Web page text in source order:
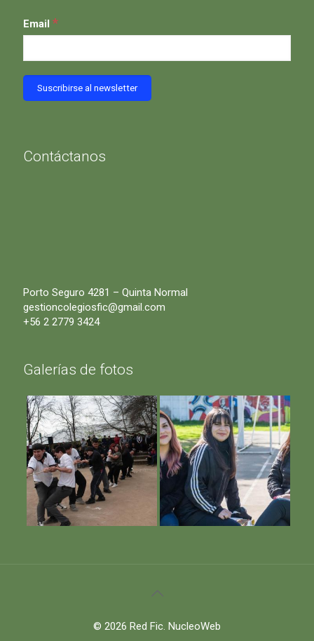
Email *
Contáctanos
Porto Seguro 4281 – Quinta Normal
gestioncolegiosfic@gmail.com
+56 2 2779 3424
Galerías de fotos
© 2026 Red Fic. NucleoWeb